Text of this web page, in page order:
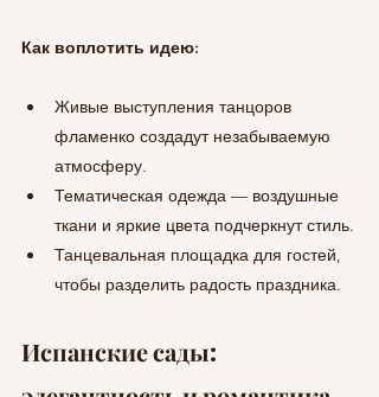
Как воплотить идею:
Живые выступления танцоров
фламенко создадут незабываемую
атмосферу.
Тематическая одежда — воздушные
ткани и яркие цвета подчеркнут стиль.
Танцевальная площадка для гостей,
чтобы разделить радость праздника.
Испанские сады: